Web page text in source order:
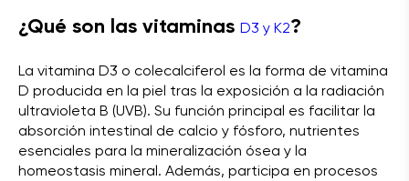
¿Qué son las vitaminas D3 y K2?
La vitamina D3 o colecalciferol es la forma de vitamina
D producida en la piel tras la exposición a la radiación
ultravioleta B (UVB). Su función principal es facilitar la
absorción intestinal de calcio y fósforo, nutrientes
esenciales para la mineralización ósea y la
homeostasis mineral. Además, participa en procesos